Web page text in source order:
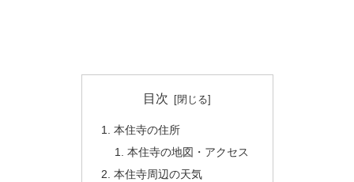
目次
本住寺の住所
本住寺の地図・アクセス
本住寺周辺の天気